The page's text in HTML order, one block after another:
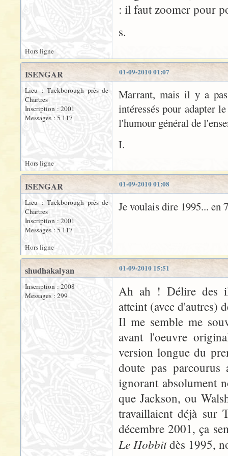
: il faut zoomer pour
s.
Hors ligne
01-09-2010 01:07
ISENGAR
Lieu : Tuckborough près de
Chartres
Inscription : 2001
Messages : 5 117
Marrant, mais il y a pas
intéressés pour adapter
l'humour général de
I.
Hors ligne
01-09-2010 01:08
ISENGAR
Lieu : Tuckborough près de
Chartres
Inscription : 2001
Messages : 5 117
Je voulais dire 1995... en
Hors ligne
01-09-2010 15:51
shudhakalyan
Inscription : 2008
Messages : 299
Ah ah ! Délire des
atteint (avec d'autres)
Il me semble me
avant l'oeuvre
version longue du
doute pas
ignorant absolument
que Jackson, ou
travaillaient déjà sur
décembre 2001, ça
Le Hobbitdès 1995,